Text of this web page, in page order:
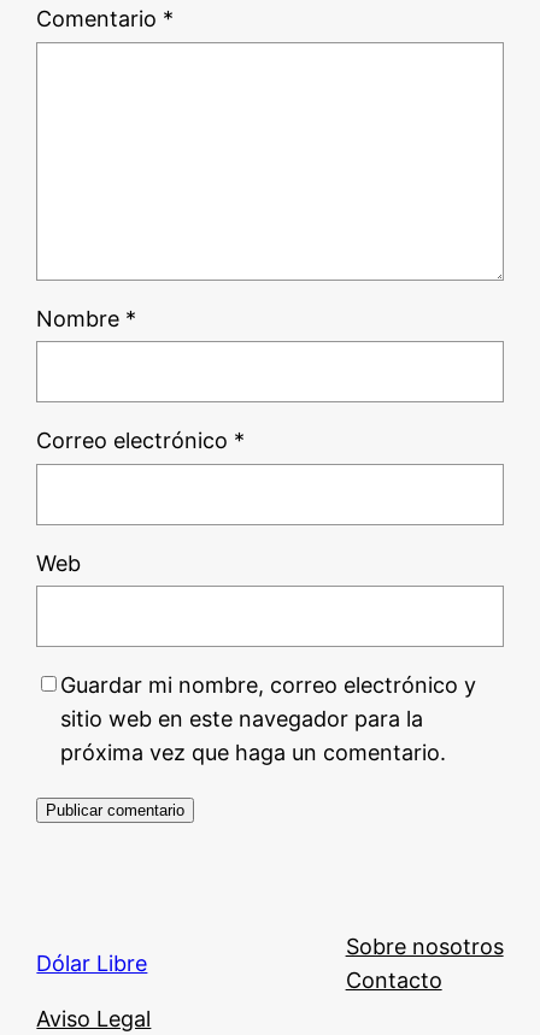
Comentario *
Nombre *
Correo electrónico *
Web
Guardar mi nombre, correo electrónico y
sitio web en este navegador para la
próxima vez que haga un comentario.
Dólar Libre
Sobre nosotros
Contacto
Aviso Legal